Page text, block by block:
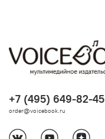
+7 (495) 649-82-45
order@voicebook.ru